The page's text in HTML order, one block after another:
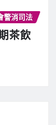
警消司法
茶飲